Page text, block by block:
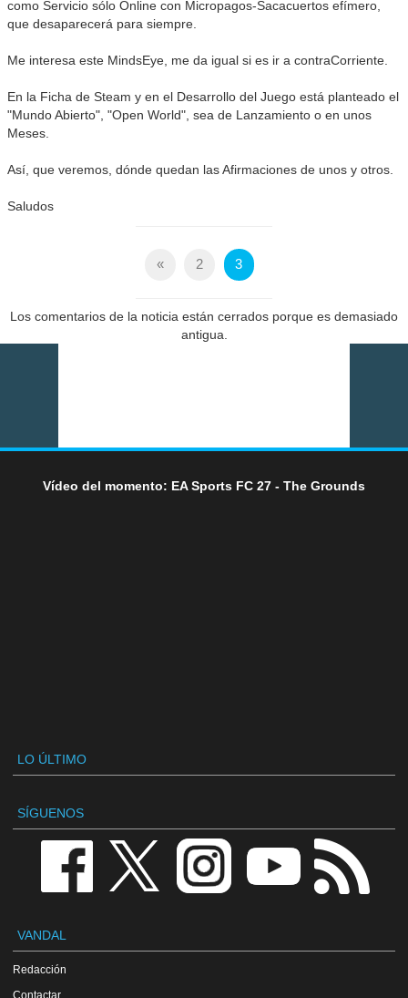
como Servicio sólo Online con Micropagos-Sacacuertos efímero,
que desaparecerá para siempre.
Me interesa este MindsEye, me da igual si es ir a contraCorriente.
En la Ficha de Steam y en el Desarrollo del Juego está planteado el
"Mundo Abierto", "Open World", sea de Lanzamiento o en unos
Meses.
Así, que veremos, dónde quedan las Afirmaciones de unos y otros.
Saludos
« 2 3
Los comentarios de la noticia están cerrados porque es demasiado
antigua.
Vídeo del momento: EA Sports FC 27 - The Grounds
LO ÚLTIMO
SÍGUENOS
VANDAL
Redacción
Contactar